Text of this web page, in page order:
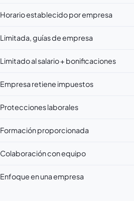
Horario establecido por empresa
Limitada, guías de empresa
Limitado al salario + bonificaciones
Empresa retiene impuestos
Protecciones laborales
Formación proporcionada
Colaboración con equipo
Enfoque en una empresa